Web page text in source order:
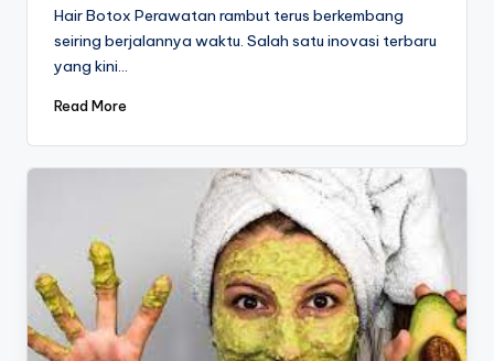
Hair Botox Perawatan rambut terus berkembang
seiring berjalannya waktu. Salah satu inovasi terbaru
yang kini…
Read More